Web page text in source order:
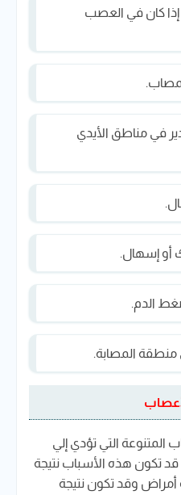
كان في العصب
في مناطق الأيدي
أو إسهال.
الدم.
المصابة.
المتنوعة التي تؤدي إلي
تكون هذه الأسباب نتيجة
وقد تكون نتيجة